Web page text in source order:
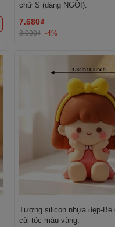
chữ S (dáng NGỒI).
7.680₫
8.000₫ -4%
Tượng silicon nhựa đẹp-Bé
cài tóc màu vàng.